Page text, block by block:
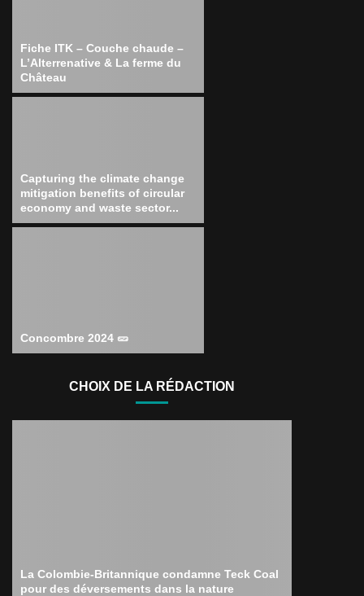
Fiche ITK – Couche chaude –
L’Alterrenative & La ferme du
Château
Capturing the climate change
mitigation benefits of circular
economy and waste sector...
Concombre 2024 🥒
CHOIX DE LA RÉDACTION
La Colombie-Britannique condamne Teck Coal
pour des déversements dans la nature